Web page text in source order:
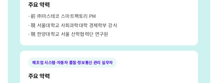
주요 약력
- 前 ㈜마스테코 스마트팩토리 PM
- 現 서울대학교 사회과학대학 경제학부 강사
- 現 한양대학교 서울 산학협력단 연구원
제조업 시스템·자동차 품질·정보통신 관리 실무자
주요 약력